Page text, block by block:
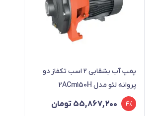
پمپ آب بشقابی 2 اسب تکفاز دو
پروانه لئو مدل 2ACm150H
قیمت
اصلی
55,867,200 تومان
قیمت
فعلی
4%